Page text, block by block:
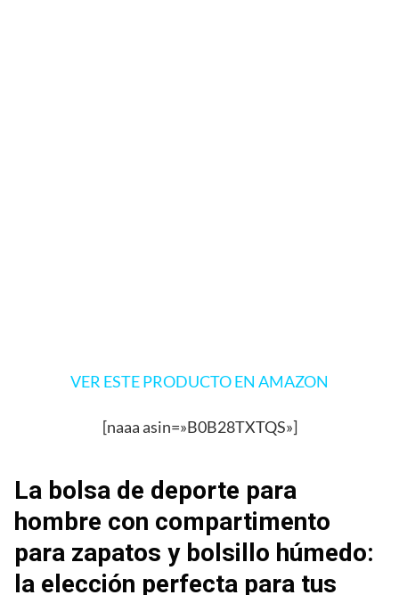
VER ESTE PRODUCTO EN AMAZON
[naaa asin=»B0B28TXTQS»]
La bolsa de deporte para
hombre con compartimento
para zapatos y bolsillo húmedo:
la elección perfecta para tus